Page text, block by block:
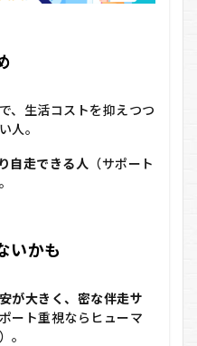
、生活コストを抑えつつ
人。
自走できる人 （サポート
いかも
が大きく、密な伴走サ
ポート重視ならヒューマ
。